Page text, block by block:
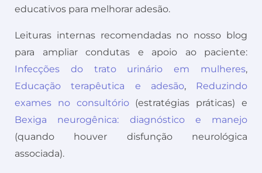
educativos para melhorar adesão.
Leituras internas recomendadas no nosso blog
para ampliar condutas e apoio ao paciente:
Infecções do trato urinário em mulheres,
Educação terapêutica e adesão, Reduzindo
exames no consultório(estratégias práticas) e
Bexiga neurogênica: diagnóstico e manejo
(quando houver disfunção neurológica
associada).